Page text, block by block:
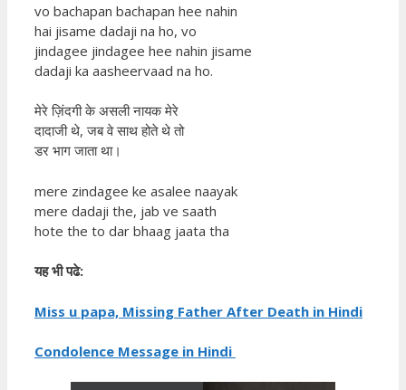
vo bachapan bachapan hee nahin
hai jisame dadaji na ho, vo
jindagee jindagee hee nahin jisame
dadaji ka aasheervaad na ho.
मेरे ज़िंदगी के असली नायक मेरे
दादाजी थे, जब वे साथ होते थे तो
डर भाग जाता था।
mere zindagee ke asalee naayak
mere dadaji the, jab ve saath
hote the to dar bhaag jaata tha
यह भी पढे:
Miss u papa, Missing Father After Death in Hindi
Condolence Message in Hindi